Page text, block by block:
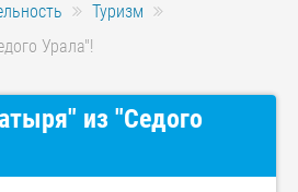
Туризм
Урала"!
из "Седого